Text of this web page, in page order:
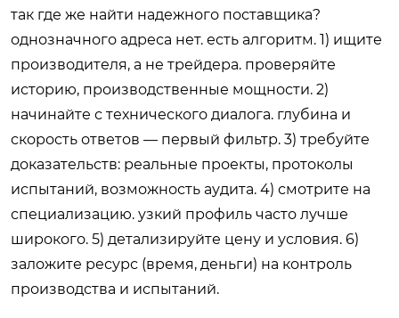
так где же найти надежного поставщика?
однозначного адреса нет. есть алгоритм. 1) ищите
производителя, а не трейдера. проверяйте
историю, производственные мощности. 2)
начинайте с технического диалога. глубина и
скорость ответов — первый фильтр. 3) требуйте
доказательств: реальные проекты, протоколы
испытаний, возможность аудита. 4) смотрите на
специализацию. узкий профиль часто лучше
широкого. 5) детализируйте цену и условия. 6)
заложите ресурс (время, деньги) на контроль
производства и испытаний.